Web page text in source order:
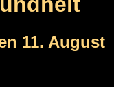
11. August